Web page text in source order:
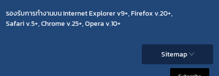
รองรับการทำงานบน Internet Explorer v9+, Firefox v.20+,
Safari v.5+, Chrome v.25+, Opera v.10+
Sitemap
เลือกหัวข้อที่ท่านต้องการ Subscribe